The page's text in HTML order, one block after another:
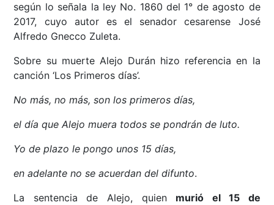
según lo señala la ley No. 1860 del 1° de agosto de
2017, cuyo autor es el senador cesarense José
Alfredo Gnecco Zuleta.
Sobre su muerte Alejo Durán hizo referencia en la
canción ‘Los Primeros días’.
No más, no más, son los primeros días,
el día que Alejo muera todos se pondrán de luto.
Yo de plazo le pongo unos 15 días,
en adelante no se acuerdan del difunto.
La sentencia de Alejo, quien murió el 15 de